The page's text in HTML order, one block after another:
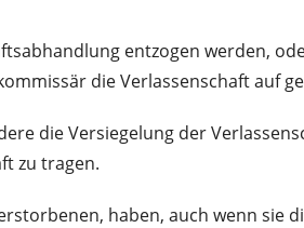
entzogen werden,
die Verlassenschaft auf
die Versiegelung der
zu tragen.
haben, auch wenn sie